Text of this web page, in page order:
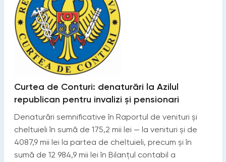
Curtea de Conturi: denaturări la Azilul
republican pentru invalizi și pensionari
Denaturări semnificative în Raportul de venituri și
cheltuieli în sumă de 175,2 mii lei — la venituri și de
4087,9 mii lei la partea de cheltuieli, precum și în
sumă de 12 984,9 mii lei în Bilanțul contabil a